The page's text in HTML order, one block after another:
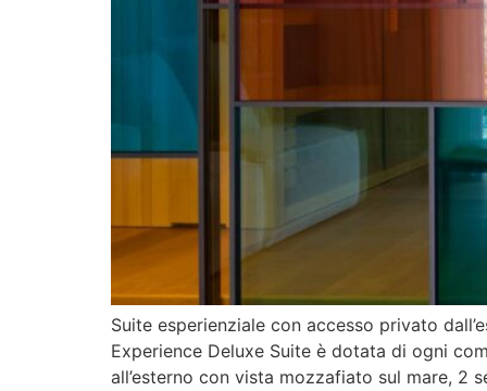
Suite esperienziale con accesso privato
Experience Deluxe Suite è dotata di ogni
all’esterno con vista mozzafiato sul mare, 2